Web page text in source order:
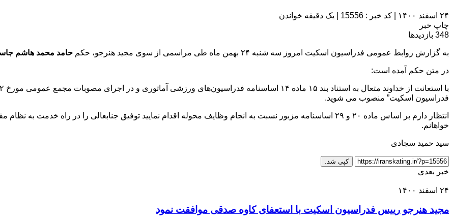
۲۴ اسفند ۱۴۰۰ کد خبر : 15556
یک دقیقه خواندن
چاپ خبر
348 بازدیدها
به گزارش روابط عمومی فدراسیون اسکیت امروز سه شنبه ۲۴ بهمن ماه طی مراسمی از سوی مجید هنرجو، حکم حامد محمد هاشم
در متن حکم آمده است:
فدراسیون اسکیت” منصوب می شوید.
انتظار دارم بر اساس ماده ۲۰ و ۲۹ اساسنامه مزبور نسبت به انجام وظایف محوله اقدام نمایید توفیق جنابعالی را در
خواهانم.
سید حمید سجادی
کپی شد.
خبر بعدی
۲۴ اسفند ۱۴۰۰
مجید هنرجو رییس فدراسیون اسکیت با استعفای کاوه صدقی موافقت نمود